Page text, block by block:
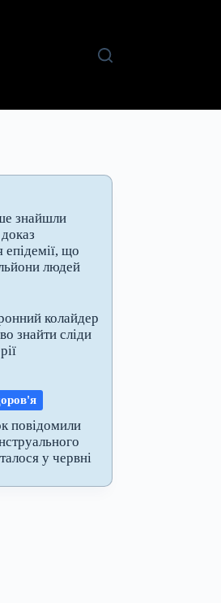
знайшли
що
людей
колайдер
знайти сліди
повідомили
у червні